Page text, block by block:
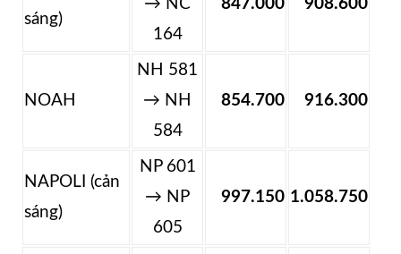
sáng)
→ NC
164
847.000 908.600
NOAH
NH 581
→ NH
584
854.700 916.300
NAPOLI (cản
sáng)
NP 601
→ NP
605
997.150 1.058.750